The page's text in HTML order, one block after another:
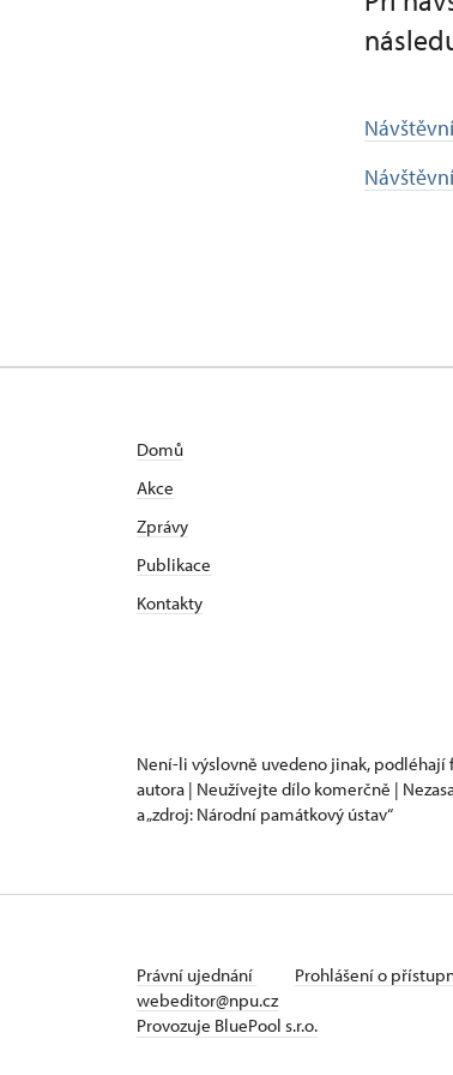
Domů
Akce
Zprávy
Publikace
Kontakty
Není-li výslovně uvedeno jinak, podléhají
autora | Neužívejte dílo komerčně |
a „zdroj: Národní památkový ústav“
Právní ujednání Prohlášení o
webeditor@npu.cz
Provozuje BluePool s.r.o.